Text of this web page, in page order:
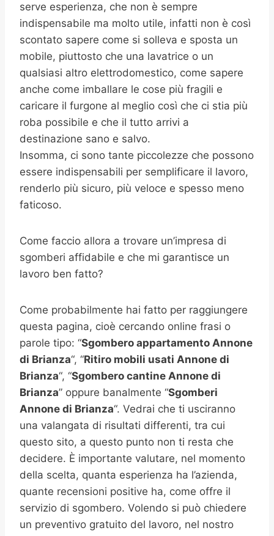
serve esperienza, che non è sempre
indispensabile ma molto utile, infatti non è così
scontato sapere come si solleva e sposta un
mobile, piuttosto che una lavatrice o un
qualsiasi altro elettrodomestico, come sapere
anche come imballare le cose più fragili e
caricare il furgone al meglio così che ci stia più
roba possibile e che il tutto arrivi a
destinazione sano e salvo.
Insomma, ci sono tante piccolezze che possono
essere indispensabili per semplificare il lavoro,
renderlo più sicuro, più veloce e spesso meno
faticoso.
Come faccio allora a trovare un’impresa di
sgomberi affidabile e che mi garantisce un
lavoro ben fatto?
Come probabilmente hai fatto per raggiungere
questa pagina, cioè cercando online frasi o
parole tipo: “Sgombero appartamento Annone
di Brianza“, “Ritiro mobili usati Annone di
Brianza“, “Sgombero cantine Annone di
Brianza” oppure banalmente “Sgomberi
Annone di Brianza“. Vedrai che ti usciranno
una valangata di risultati differenti, tra cui
questo sito, a questo punto non ti resta che
decidere. È importante valutare, nel momento
della scelta, quanta esperienza ha l’azienda,
quante recensioni positive ha, come offre il
servizio di sgombero. Volendo si può chiedere
un preventivo gratuito del lavoro, nel nostro